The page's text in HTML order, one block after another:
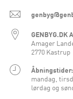
GENBYG.DK
Amager
2770 Kastrup
Åbningstider:
mandag,
lørdag og